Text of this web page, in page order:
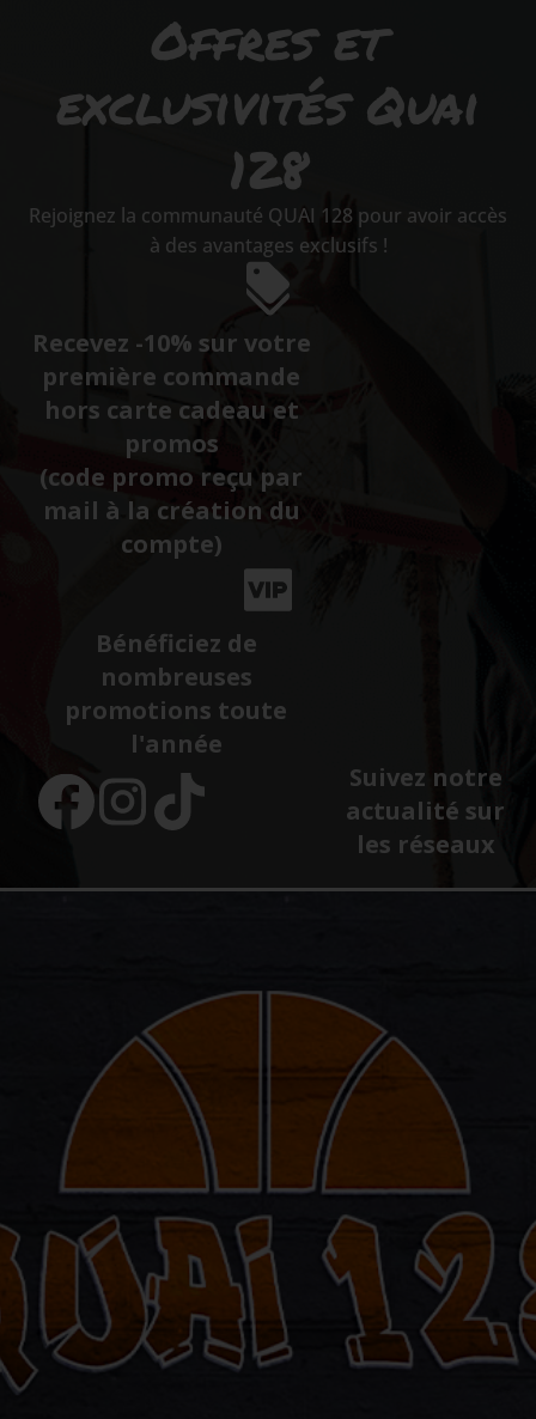
Offres et
exclusivités Quai
128
Rejoignez la communauté QUAI 128 pour avoir accès
à des avantages exclusifs !
Recevez -10% sur votre
première commande
hors carte cadeau et
promos
(code promo reçu par
mail à la création du
compte)
Bénéficiez de
nombreuses
promotions toute
l'année
Suivez notre
actualité sur
les réseaux